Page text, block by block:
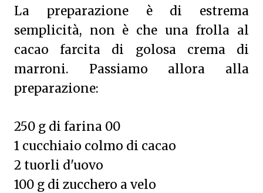
La preparazione è di estrema
semplicità, non è che una frolla al
cacao farcita di golosa crema di
marroni. Passiamo allora alla
preparazione:
250 g di farina 00
1 cucchiaio colmo di cacao
2 tuorli d'uovo
100 g di zucchero a velo